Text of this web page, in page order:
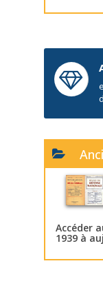
Accéder
1939 à